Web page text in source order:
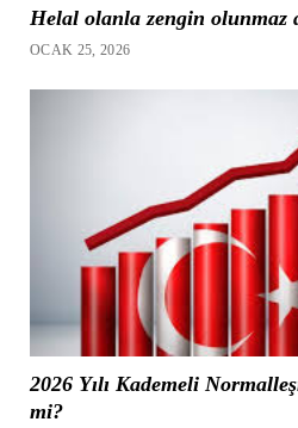
Helal olanla zengin olunmaz
OCAK 25, 2026
2026 Yılı Kademeli
mi?